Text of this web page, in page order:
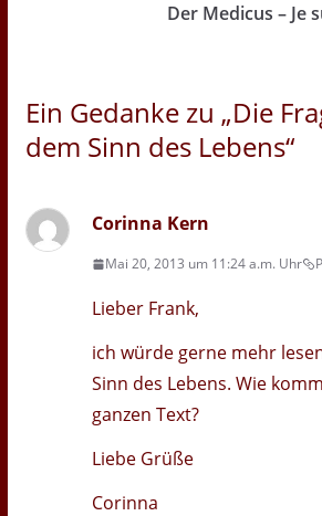
Der Medicus – Je
Ein Gedanke zu „Die
dem Sinn des Lebens“
Corinna Kern
Mai 20, 2013 um 11:24 a.m. Uhr
Lieber Frank,
ich würde gerne mehr
Sinn des Lebens. Wie
ganzen Text?
Liebe Grüße
Corinna